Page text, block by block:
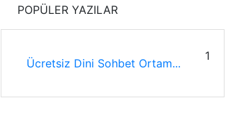
POPÜLER YAZILAR
Ücretsiz Dini Sohbet Ortam...
1